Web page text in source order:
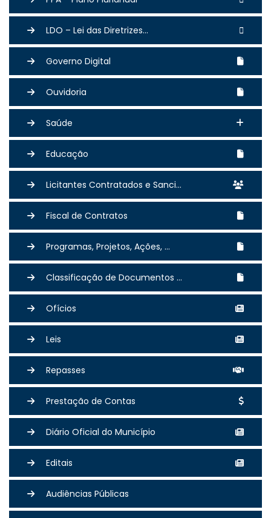
LDO – Lei das Diretrizes...
Governo Digital
Ouvidoria
Saúde
Educação
Licitantes Contratados e Sanci...
Fiscal de Contratos
Programas, Projetos, Ações, ...
Classificação de Documentos ...
Ofícios
Leis
Repasses
Prestação de Contas
Diário Oficial do Município
Editais
Audiências Públicas